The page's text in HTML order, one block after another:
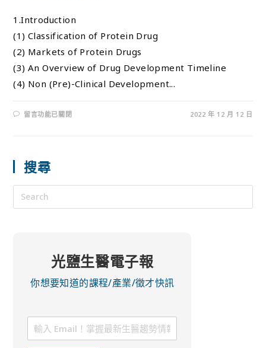
1.Introduction
(1) Classification of Protein Drug
(2) Markets of Protein Drugs
(3) An Overview of Drug Development Timeline
(4) Non (Pre)-Clinical Development...
留言功能已關閉 2022 年 12 月 12 日
搜尋
光鹽生醫電子報
你想要知道的課程/產業/徵才快訊